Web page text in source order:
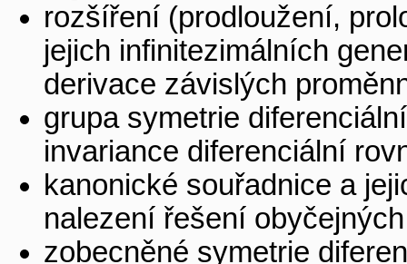
rozšíření (prodloužení,
jejich infinitezimálních
derivace závislých
grupa symetrie
invariance diferenciální
kanonické souřadnice a
nalezení řešení
zobecněné symetrie